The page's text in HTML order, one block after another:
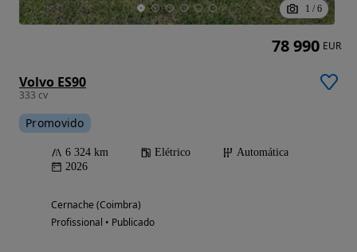
1 / 6
Volvo ES90
333 cv
Promovido
6 324 km Elétrico
Automática
2026
Cernache (Coimbra)
Profissional • Publicado
78 990 EUR